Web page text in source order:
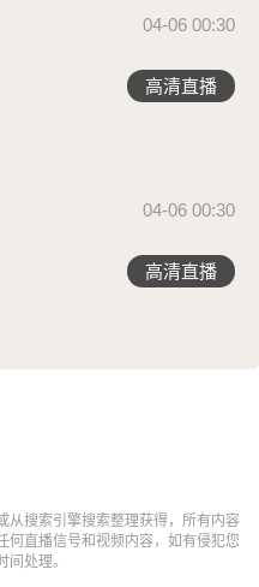
04-06 00:30
高清直播
04-06 00:30
高清直播
从搜索引擎搜索整理获得，所有内容
何直播信号和视频内容，如有侵犯您
处理。